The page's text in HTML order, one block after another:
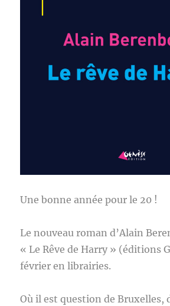
Une bonne année pour le 20 !
Le nouveau roman d’Alain
« Le Rêve de Harry » (éditions
février en librairies.
Où il est question de Bruxelles,